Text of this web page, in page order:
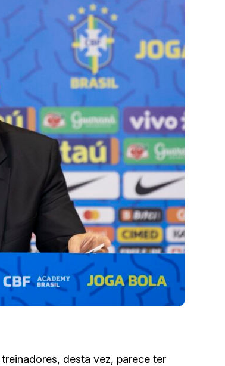
desta vez, parece ter